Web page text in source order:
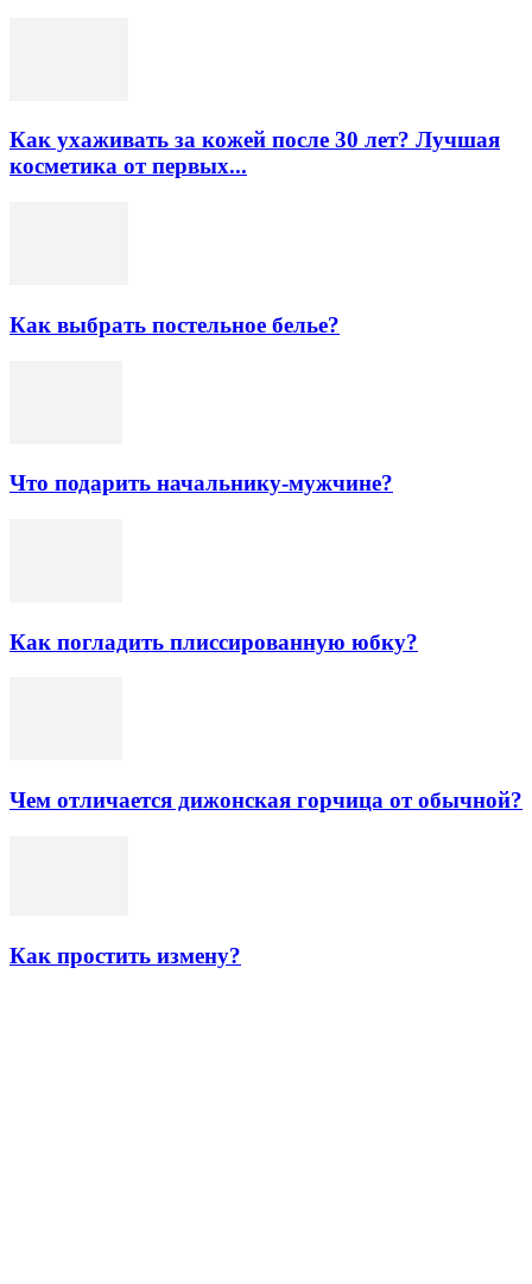
Как ухаживать за кожей после 30 лет? Лучшая
косметика от первых...
Как выбрать постельное белье?
Что подарить начальнику-мужчине?
Как погладить плиссированную юбку?
Чем отличается дижонская горчица от обычной?
Как простить измену?